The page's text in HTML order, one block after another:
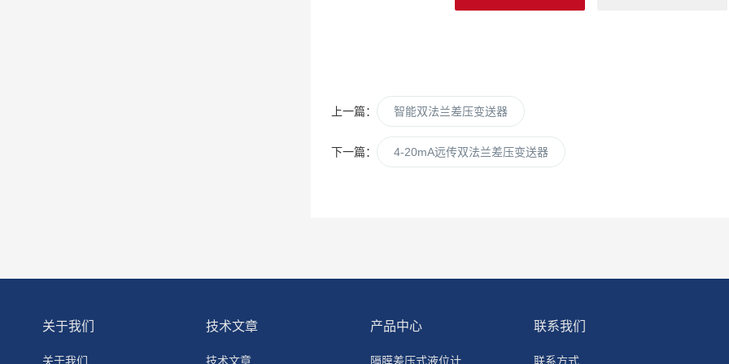
上一篇： 智能双法兰差压变送器
下一篇： 4-20mA远传双法兰差压变送器
关于我们
关于我们
技术文章
技术文章
产品中心
隔膜差压式液位计
联系我们
联系方式